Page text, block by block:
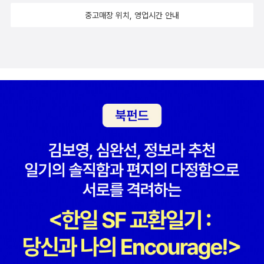
에게 추천한다. 유익한 도서가 될 것이다. ​​​
지 않으시길 바라면서.. 이 책을 추천드립니다.
중고매장 위치, 영업시간 안내